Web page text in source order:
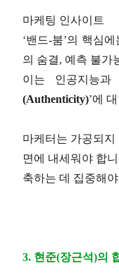
마케팅 인사이트
‘밴드-붐’의 핵심에
의 숨결, 예측 불가
이는 인공지능
(Authenticity)’에
마케터는 가공되
면에 내세워야 합
축하는 데 집중해
3. 현준(장근석)의